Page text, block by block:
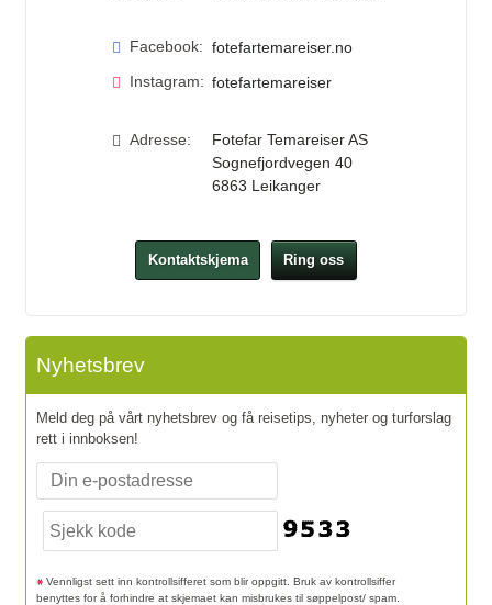
Facebook: fotefartemareiser.no
Instagram: fotefartemareiser
Adresse:
Fotefar Temareiser AS
Sognefjordvegen 40
6863 Leikanger
Kontaktskjema Ring oss
Nyhetsbrev
Meld deg på vårt nyhetsbrev og få reisetips, nyheter og turforslag
rett i innboksen!
Vennligst sett inn kontrollsifferet som blir oppgitt. Bruk av kontrollsiffer
benyttes for å forhindre at skjemaet kan misbrukes til søppelpost/ spam.